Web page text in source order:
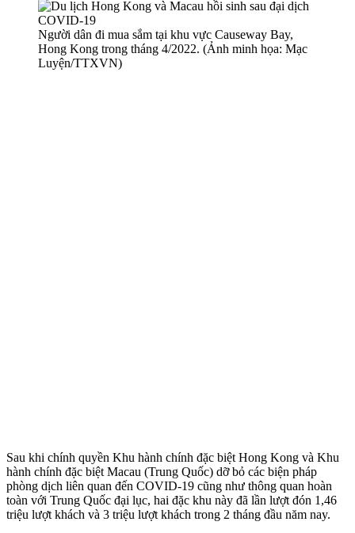
Người dân đi mua sắm tại khu vực Causeway Bay,
Hong Kong trong tháng 4/2022. (Ảnh minh họa: Mạc
Luyện/TTXVN)
Sau khi chính quyền Khu hành chính đặc biệt Hong Kong và Khu
hành chính đặc biệt Macau (Trung Quốc) dỡ bỏ các biện pháp
phòng dịch liên quan đến COVID-19 cũng như thông quan hoàn
toàn với Trung Quốc đại lục, hai đặc khu này đã lần lượt đón 1,46
triệu lượt khách và 3 triệu lượt khách trong 2 tháng đầu năm nay.